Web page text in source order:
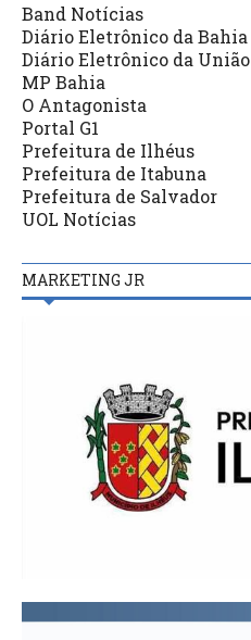
Band Notícias
Diário Eletrônico da Bahia
Diário Eletrônico da União
MP Bahia
O Antagonista
Portal G1
Prefeitura de Ilhéus
Prefeitura de Itabuna
Prefeitura de Salvador
UOL Notícias
MARKETING JR